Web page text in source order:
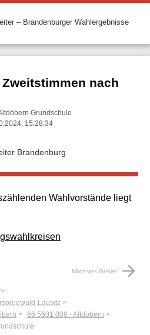
– Brandenburger Wahlergebnisse
nach
Grundschule
15:28:34
Brandenburg
Wahlvorstände liegt
Nächstes Gebiet arrow_forward
Lausitz
66 5601 008 - Altdöbern